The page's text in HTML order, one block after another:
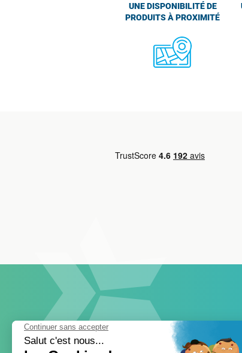
UNE DISPONIBILITÉ DE
PRODUITS À PROXIMITÉ